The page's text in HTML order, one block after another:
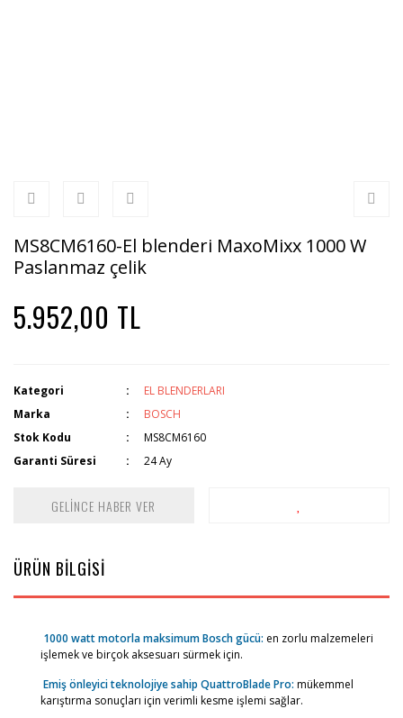
MS8CM6160-El blenderi MaxoMixx 1000 W
Paslanmaz çelik
5.952,00 TL
Kategori
EL BLENDERLARI
Marka
BOSCH
Stok Kodu
MS8CM6160
Garanti Süresi
24 Ay
GELİNCE HABER VER
ÜRÜN BİLGİSİ
1000 watt motorla maksimum Bosch gücü: en zorlu malzemeleri
işlemek ve birçok aksesuarı sürmek için.
Emiş önleyici teknolojiye sahip QuattroBlade Pro: mükemmel
karıştırma sonuçları için verimli kesme işlemi sağlar.